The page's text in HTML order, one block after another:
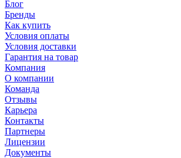
Блог
Бренды
Как купить
Условия оплаты
Условия доставки
Гарантия на товар
Компания
О компании
Команда
Отзывы
Карьера
Контакты
Партнеры
Лицензии
Документы